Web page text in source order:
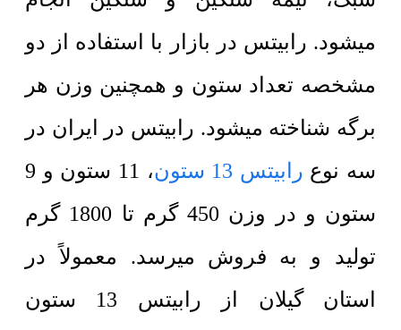
میشود. رابیتس در بازار با استفاده از دو
مشخصه تعداد ستون و همچنین وزن هر
برگه شناخته میشود. رابیتس در ایران در
سه نوع رابیتس 13 ستون
، 11 ستون و 9
ستون و در وزن 450 گرم تا 1800 گرم
تولید و به فروش میرسد. معمولاً در
استان گیلان از رابیتس 13 ستون